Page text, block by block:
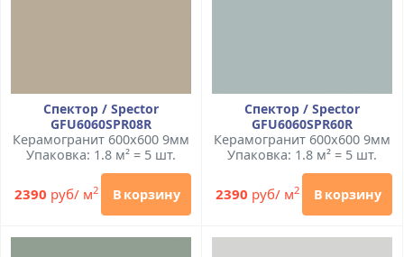
Спектор / Spector
GFU6060SPR08R
Керамогранит 600x600 9мм
Упаковка: 1.8 м² = 5 шт.
2390 руб/ м2 В корзину
Спектор / Spector
GFU6060SPR60R
Керамогранит 600x600 9мм
Упаковка: 1.8 м² = 5 шт.
2390 руб/ м2 В корзину